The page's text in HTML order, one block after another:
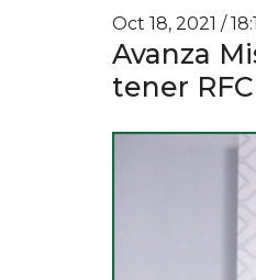
Oct 18, 2021 /
Avanza
tener RFC